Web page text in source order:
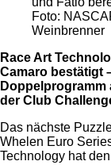
Foto:
Weinbrenner
Race Art
Camaro bestätigt
Doppelprogramm
der Club
Das nächste
Whelen Euro
Technology hat